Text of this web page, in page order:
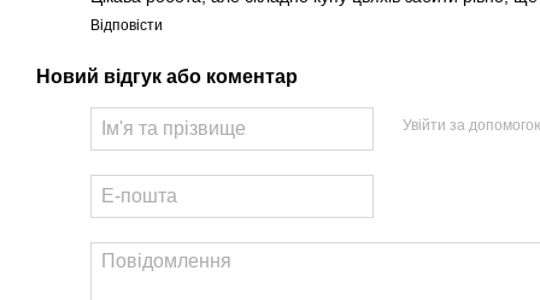
Відповісти
Новий відгук або коментар
Увійти за